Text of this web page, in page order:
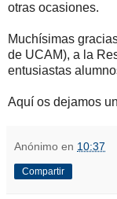
otras ocasiones.
Muchísimas
de UCAM), a la
entusiastas
Aquí os dejamos
Anónimo en 10:37
Compartir